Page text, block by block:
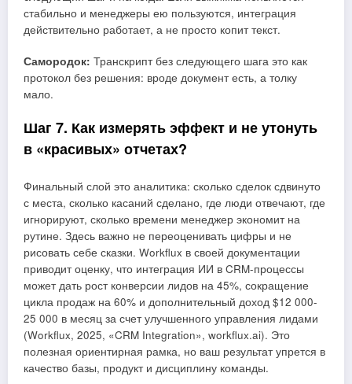
стабильно и менеджеры ею пользуются, интеграция
действительно работает, а не просто копит текст.
Самородок: Транскрипт без следующего шага это как
протокол без решения: вроде документ есть, а толку
мало.
Шаг 7. Как измерять эффект и не утонуть
в «красивых» отчетах?
Финальный слой это аналитика: сколько сделок сдвинуто
с места, сколько касаний сделано, где люди отвечают, где
игнорируют, сколько времени менеджер экономит на
рутине. Здесь важно не переоценивать цифры и не
рисовать себе сказки. Workflux в своей документации
приводит оценку, что интеграция ИИ в CRM-процессы
может дать рост конверсии лидов на 45%, сокращение
цикла продаж на 60% и дополнительный доход $12 000-
25 000 в месяц за счет улучшенного управления лидами
(Workflux, 2025, «CRM Integration», workflux.ai). Это
полезная ориентирная рамка, но ваш результат упрется в
качество базы, продукт и дисциплину команды.